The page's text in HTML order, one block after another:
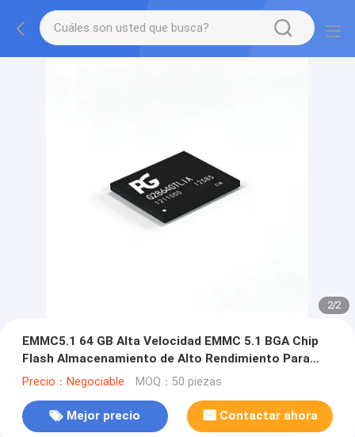
2/2
EMMC5.1 64 GB Alta Velocidad EMMC 5.1 BGA Chip
Flash Almacenamiento de Alto Rendimiento Para
Cámara de TV 4K
Precio：Negociable MOQ：50 piezas
Mejor precio Contactar ahora